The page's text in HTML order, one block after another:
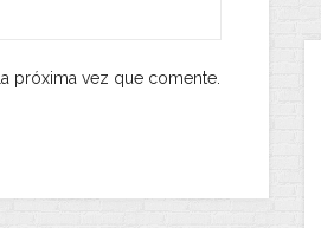
próxima vez que comente.